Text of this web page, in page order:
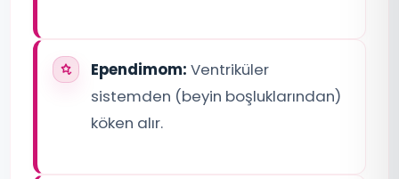
Ependimom: Ventriküler
sistemden (beyin boşluklarından)
köken alır.